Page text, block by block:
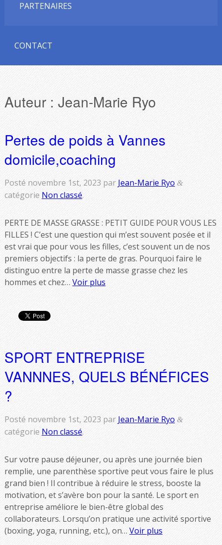
PARTENAIRES
CONTACT
Auteur : Jean-Marie Ryo
Pertes de poids à Vannes
domicile,coaching
Posté novembre 1st, 2023 par Jean-Marie Ryo &
catégorie Non classé.
PERTE DE MASSE GRASSE : PETIT GUIDE POUR VOUS LES
FILLES ! C’est une question qui m’est souvent posée et il
est vrai que pour vous les filles, c’est souvent un de nos
premiers objectifs : la perte de gras. Pourquoi faire le
distinguo entre la perte de masse grasse chez les
hommes et chez… Voir plus
SPORT ENTREPRISE
VANNNES, QUELS BÉNÉFICES
?
Posté novembre 1st, 2023 par Jean-Marie Ryo &
catégorie Non classé.
Sur votre pause déjeuner, ou après une journée bien
remplie, une parenthèse sportive peut vous faire le plus
grand bien ! Il contribue à réduire le stress, booste la
motivation, et s’avère bon pour la santé. Le sport en
entreprise améliore le bien-être global des
collaborateurs. Lorsqu’on pratique une activité sportive
(boxing, yoga, running, etc.), on… Voir plus